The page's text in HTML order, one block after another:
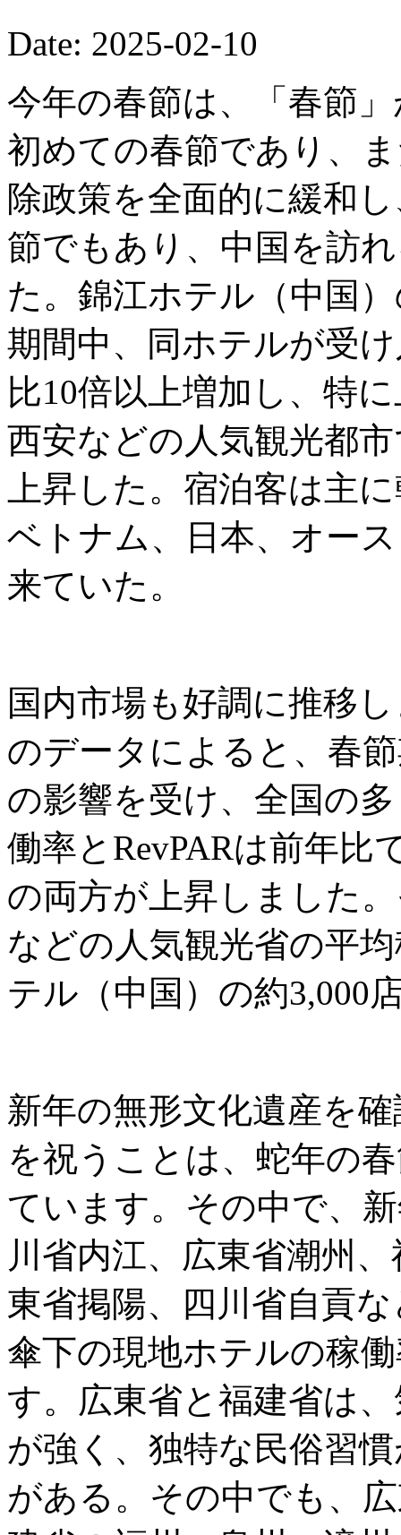
Date: 2025-02-10
今年の春節は、「春節
初めての春節であり、
除政策を全面的に緩和
節でもあり、中国を訪
た。錦江ホテル（中国
期間中、同ホテルが受
比10倍以上増加し、特
西安などの人気観光都
上昇した。宿泊客は主
ベトナム、日本、オー
来ていた。
国内市場も好調に推移
のデータによると、春
の影響を受け、全国の
働率とRevPARは前年比
の両方が上昇しました
などの人気観光省の平
テル（中国）の約3,000
新年の無形文化遺産を
を祝うことは、蛇年の
ています。その中で、
川省内江、広東省潮州
東省掲陽、四川省自貢
傘下の現地ホテルの稼
す。広東省と福建省は
が強く、独特な民俗習
がある。その中でも、